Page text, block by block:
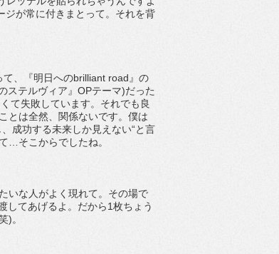
ジが常に付きまとって。それを背
、『明日へのbrilliant road』の
ステルヴィア』OPテーマ)だった
て失敗しています。それでも良
とは全然、関係ないです。僕は
成功する未来しか見えない“と言
…そこからでしたね。
いな人がよく現れて。その場で
してあげるよ。だから1枚ちょう
)。